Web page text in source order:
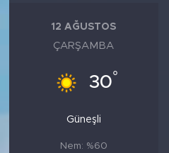
12 AĞUSTOS
ÇARŞAMBA
30°
Güneşli
Nem: %60